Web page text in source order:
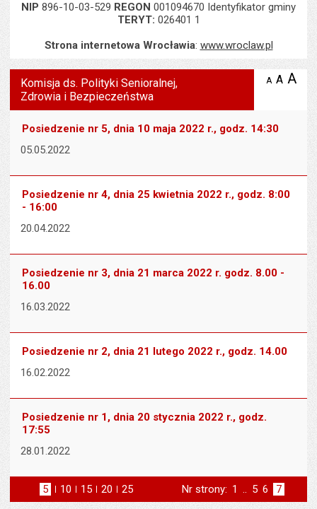
NIP 896-10-03-529 REGON 001094670 Identyfikator gminy
TERYT: 026401 1
Strona internetowa Wrocławia: www.wroclaw.pl
Wyświetlono artykuł "Komisja ds. Polityki Senioralnej, Zdrowia i
Komisja ds. Polityki Senioralnej,
Zdrowia i Bezpieczeństwa
A zmniejsz
A A
Posiedzenie nr 5, dnia 10 maja 2022 r., godz. 14:30
05.05.2022
Posiedzenie nr 4, dnia 25 kwietnia 2022 r., godz. 8:00
- 16:00
20.04.2022
Posiedzenie nr 3, dnia 21 marca 2022 r. godz. 8.00 -
16.00
16.03.2022
Posiedzenie nr 2, dnia 21 lutego 2022 r., godz. 14.00
16.02.2022
Posiedzenie nr 1, dnia 20 stycznia 2022 r., godz.
17:55
28.01.2022
5 elementów na stronie
10 elementów
na stronie
15 elementów
na stronie
20 elementów
na stronie
25 elementów
na stronie
Nr strony: Strona
1 .. Strona
5 Strona
6 Strona
7